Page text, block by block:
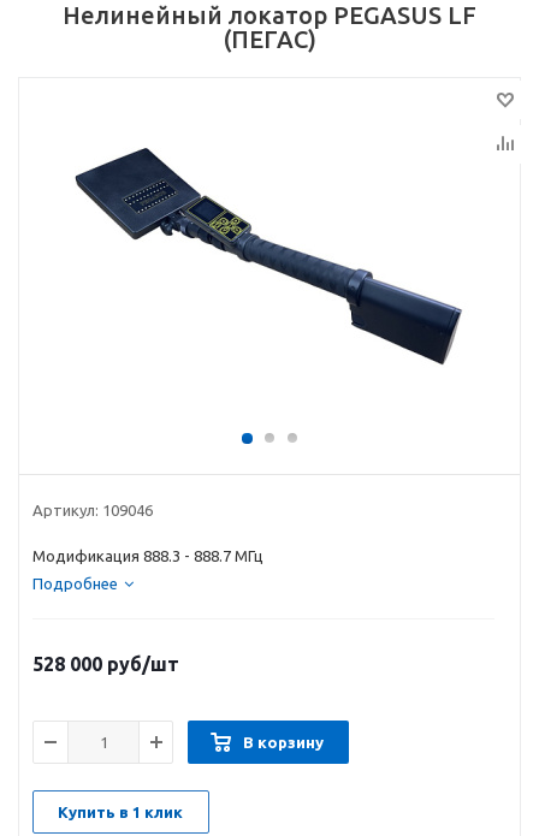
Нелинейный локатор PEGASUS LF
(ПЕГАС)
Артикул: 109046
Модификация 888.3 - 888.7 МГц
Подробнее
528 000 руб/шт
В корзину
Купить в 1 клик